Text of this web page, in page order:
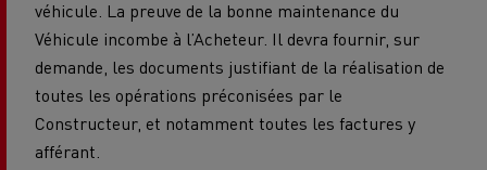
véhicule. La preuve de la bonne maintenance du
Véhicule incombe à l’Acheteur. Il devra fournir, sur
demande, les documents justifiant de la réalisation de
toutes les opérations préconisées par le
Constructeur, et notamment toutes les factures y
afférant.